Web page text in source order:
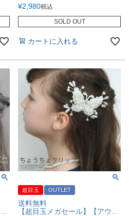
¥2,980税込
SOLD OUT
カートに入れる
超目玉 OUTLET
送料無料
【超目玉メガセール】【アウトレット】パールとビジューのちょうちょヘアクリップ レース ヘアアクセサリー ［アクセサリー］TAK